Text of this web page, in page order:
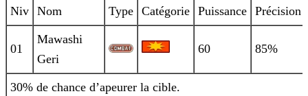
Niv Nom Type Catégorie Puissance Précision
01
Mawashi
Geri
60 85%
30% de chance d’apeurer la cible.